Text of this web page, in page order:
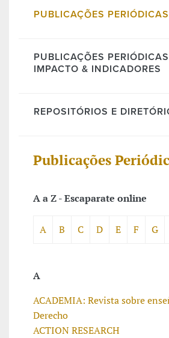
PUBLICAÇÕES
PUBLICAÇÕES
IMPACTO & INDICADORES
REPOSITÓRIOS E
Publicações
A a Z - Escaparate online
A B C D E F G
A
ACADEMIA: Revista sobre
Derecho
ACTION RESEARCH